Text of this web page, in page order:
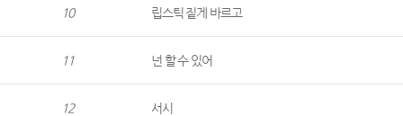
10 립스틱 짙게 바르고
11 넌 할 수 있어
12 서시